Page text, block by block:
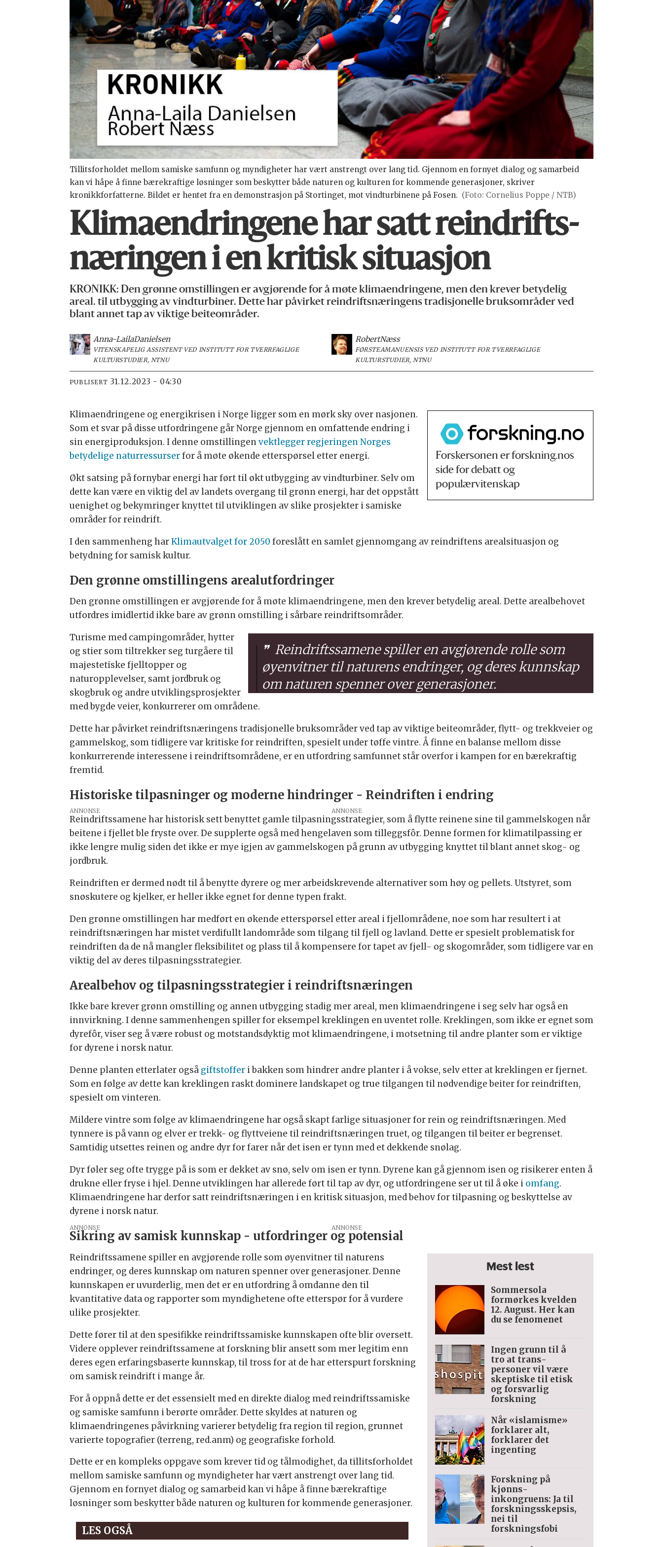
Tillitsforholdet mellom samiske samfunn og myndigheter har vært anstrengt over lang tid. Gjennom en fornyet dialog og samarbeid
kan vi håpe å finne bærekraftige løsninger som beskytter både naturen og kulturen for kommende generasjoner, skriver
kronikkforfatterne. Bildet er hentet fra en demonstrasjon på Stortinget, mot vindturbinene på Fosen. (Foto: Cornelius Poppe / NTB)
Klimaendringene har satt reindrifts­
næringen i en kritisk situasjon
KRONIKK: Den grønne omstillingen er avgjørende for å møte klimaendringene, men den krever betydelig
areal. til utbygging av vindturbiner. Dette har påvirket reindriftsnæringens tradisjonelle bruksområder ved
blant annet tap av viktige beiteområder.
Anna-LailaDanielsen
VITENSKAPELIG ASSISTENT VED INSTITUTT FOR TVERRFAGLIGE
KULTURSTUDIER, NTNU
RobertNæss
FØRSTEAMANUENSIS VED INSTITUTT FOR TVERRFAGLIGE
KULTURSTUDIER, NTNU
PUBLISERT 31.12.2023 - 04:30
Forskersonen er forskning.nos
side for debatt og
populærvitenskap
Klimaendringene og energikrisen i Norge ligger som en mørk sky over nasjonen.
Som et svar på disse utfordringene går Norge gjennom en omfattende endring i
sin energiproduksjon. I denne omstillingenvektlegger regjeringen Norges
betydelige naturressurserfor å møte økende etterspørsel etter energi.
Økt satsing på fornybar energi har ført til økt utbygging av vindturbiner. Selv om
dette kan være en viktig del av landets overgang til grønn energi, har det oppstått
uenighet og bekymringer knyttet til utviklingen av slike prosjekter i samiske
områder for reindrift.
I den sammenheng harKlimautvalget for 2050 foreslått en samlet gjennomgang av reindriftens arealsituasjon og
betydning for samisk kultur.
Den grønne omstillingens arealutfordringer
Den grønne omstillingen er avgjørende for å møte klimaendringene, men den krever betydelig areal. Dette arealbehovet
utfordres imidlertid ikke bare av grønn omstilling i sårbare reindriftsområder.
Reindriftssamene spiller en avgjørende rolle som
øyenvitner til naturens endringer, og deres kunnskap
om naturen spenner over generasjoner.
Turisme med campingområder, hytter
og stier som tiltrekker seg turgåere til
majestetiske fjelltopper og
naturopplevelser, samt jordbruk og
skogbruk og andre utviklingsprosjekter
med bygde veier, konkurrerer om områdene.
Dette har påvirket reindriftsnæringens tradisjonelle bruksområder ved tap av viktige beiteområder, flytt- og trekkveier og
gammelskog, som tidligere var kritiske for reindriften, spesielt under tøffe vintre. Å finne en balanse mellom disse
konkurrerende interessene i reindriftsområdene, er en utfordring samfunnet står overfor i kampen for en bærekraftig
fremtid.
Historiske tilpasninger og moderne hindringer - Reindriften i endring
ANNONSE
Reindriftssamene har historisk sett benyttet gamle tilpasningsstrategier, som å flytte reinene sine til gammelskogen når
beitene i fjellet ble fryste over. De supplerte også med hengelaven som tilleggsfôr. Denne formen for klimatilpassing er
ikke lengre mulig siden det ikke er mye igjen av gammelskogen på grunn av utbygging knyttet til blant annet skog- og
jordbruk.
Reindriften er dermed nødt til å benytte dyrere og mer arbeidskrevende alternativer som høy og pellets. Utstyret, som
snøskutere og kjelker, er heller ikke egnet for denne typen frakt.
Den grønne omstillingen har medført en økende etterspørsel etter areal i fjellområdene, noe som har resultert i at
reindriftsnæringen har mistet verdifullt landområde som tilgang til fjell og lavland. Dette er spesielt problematisk for
reindriften da de nå mangler fleksibilitet og plass til å kompensere for tapet av fjell- og skogområder, som tidligere var en
viktig del av deres tilpasningsstrategier.
Arealbehov og tilpasningsstrategier i reindriftsnæringen
Ikke bare krever grønn omstilling og annen utbygging stadig mer areal, men klimaendringene i seg selv har også en
innvirkning. I denne sammenhengen spiller for eksempel kreklingen en uventet rolle. Kreklingen, som ikke er egnet som
dyrefôr, viser seg å være robust og motstandsdyktig mot klimaendringene, i motsetning til andre planter som er viktige
for dyrene i norsk natur.
Denne planten etterlater også giftstofferi bakken som hindrer andre planter i å vokse, selv etter at kreklingen er fjernet.
Som en følge av dette kan kreklingen raskt dominere landskapet og true tilgangen til nødvendige beiter for reindriften,
spesielt om vinteren.
Mildere vintre som følge av klimaendringene har også skapt farlige situasjoner for rein og reindriftsnæringen. Med
tynnere is på vann og elver er trekk- og flyttveiene til reindriftsnæringen truet, og tilgangen til beiter er begrenset.
Samtidig utsettes reinen og andre dyr for farer når det isen er tynn med et dekkende snølag.
Dyr føler seg ofte trygge på is som er dekket av snø, selv om isen er tynn. Dyrene kan gå gjennom isen og risikerer enten å
drukne eller fryse i hjel. Denne utviklingen har allerede ført til tap av dyr, og utfordringene ser ut til å øke i omfang.
Klimaendringene har derfor satt reindriftsnæringen i en kritisk situasjon, med behov for tilpasning og beskyttelse av
dyrene i norsk natur.
ANNONSE
Sikring av samisk kunnskap - utfordringer og potensial
Mest lest
Sommersola
formørkes kvelden
12. August. Her kan
du se fenomenet
Ingen grunn til å
tro at trans­
personer vil være
skeptiske til etisk
og forsvarlig
forskning
Når «islamisme»
forklarer alt,
forklarer det
ingenting
Forskning på
kjønns­
inkongruens: Ja til
forskningsskepsis,
nei til
forskningsfobi
Reindriftssamene spiller en avgjørende rolle som øyenvitner til naturens
endringer, og deres kunnskap om naturen spenner over generasjoner. Denne
kunnskapen er uvurderlig, men det er en utfordring å omdanne den til
kvantitative data og rapporter som myndighetene ofte etterspør for å vurdere
ulike prosjekter.
Dette fører til at den spesifikke reindriftssamiske kunnskapen ofte blir oversett.
Videre opplever reindriftssamene at forskning blir ansett som mer legitim enn
deres egen erfaringsbaserte kunnskap, til tross for at de har etterspurt forskning
om samisk reindrift i mange år.
For å oppnå dette er det essensielt med en direkte dialog med reindriftssamiske
og samiske samfunn i berørte områder. Dette skyldes at naturen og
klimaendringenes påvirkning varierer betydelig fra region til region, grunnet
varierte topografier (terreng, red.anm) og geografiske forhold.
Dette er en kompleks oppgave som krever tid og tålmodighet, da tillitsforholdet
mellom samiske samfunn og myndigheter har vært anstrengt over lang tid.
Gjennom en fornyet dialog og samarbeid kan vi håpe å finne bærekraftige
løsninger som beskytter både naturen og kulturen for kommende generasjoner.
LES OGSÅ